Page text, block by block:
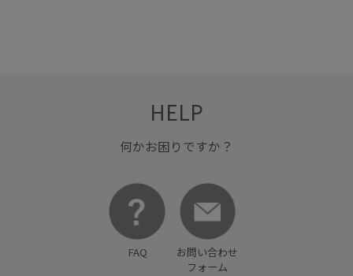
HELP
何かお困りですか？
FAQ
お問い合わせ
フォーム